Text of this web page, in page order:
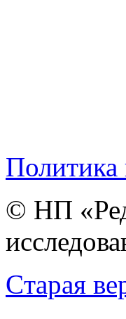
Политика
© НП
Cтарая